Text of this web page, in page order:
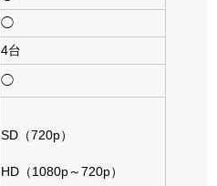
◯
4台
◯
SD（720p）
HD（1080p～720p）